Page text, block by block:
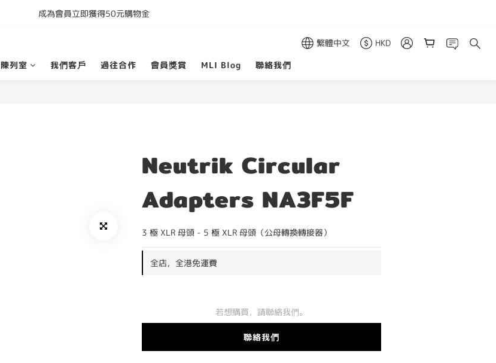
購買任何產品即享全港免運費
成為會員立即獲得50元購物金
繁體中文
HKD
陳列室 我們客戶 過往合作 會員獎賞 MLI Blog 聯絡我們
Neutrik Circular
Adapters NA3F5F
3 極 XLR 母頭 - 5 極 XLR 母頭（公母轉換轉接器）
全店，全港免運費
若想購買，請聯絡我們。
聯絡我們